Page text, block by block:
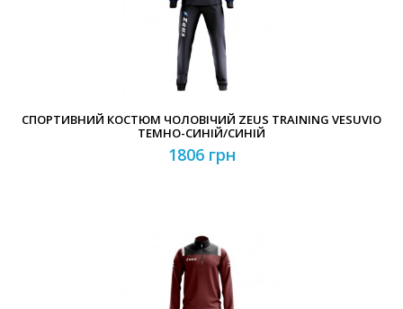
СПОРТИВНИЙ КОСТЮМ ЧОЛОВІЧИЙ ZEUS TRAINING VESUVIO
ТЕМНО-СИНІЙ/СИНІЙ
1806 грн